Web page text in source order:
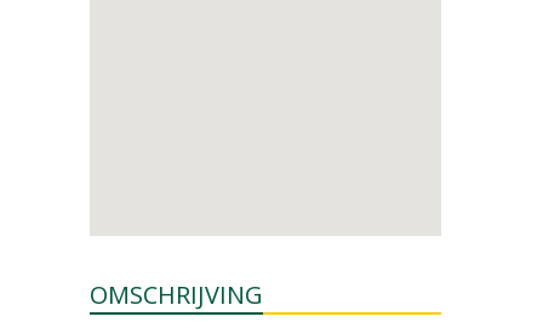
OMSCHRIJVING